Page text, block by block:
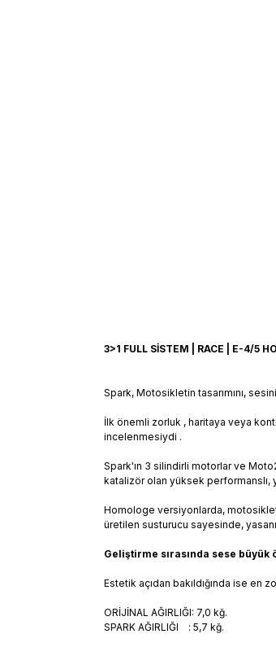
3>1 FULL SİSTEM | RACE | E-4/5
Spark, Motosikletin tasarımını,
İlk önemli zorluk , haritaya veya
incelenmesiydi .
Spark'ın 3 silindirli motorlar ve
katalizör olan yüksek performanslı,
Homologe versiyonlarda,
üretilen susturucu sayesinde,
Geliştirme sırasında sese büyük
Estetik açıdan bakıldığında ise
ORİJİNAL AĞIRLIĞI: 7,0 kğ.
SPARK AĞIRLIĞI : 5,7 kğ.